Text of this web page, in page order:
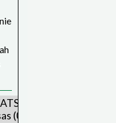
GÉNÉRAUX DU
(07)